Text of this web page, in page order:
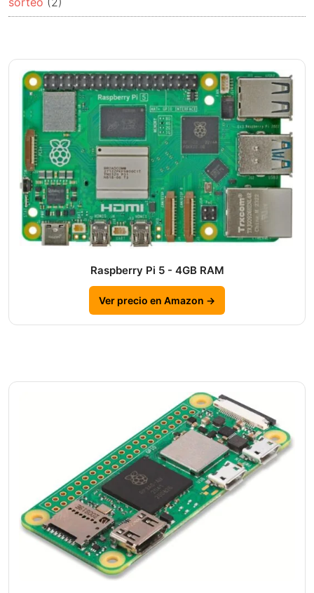
Raspberry Pi 5 - 4GB RAM
Ver precio en Amazon →